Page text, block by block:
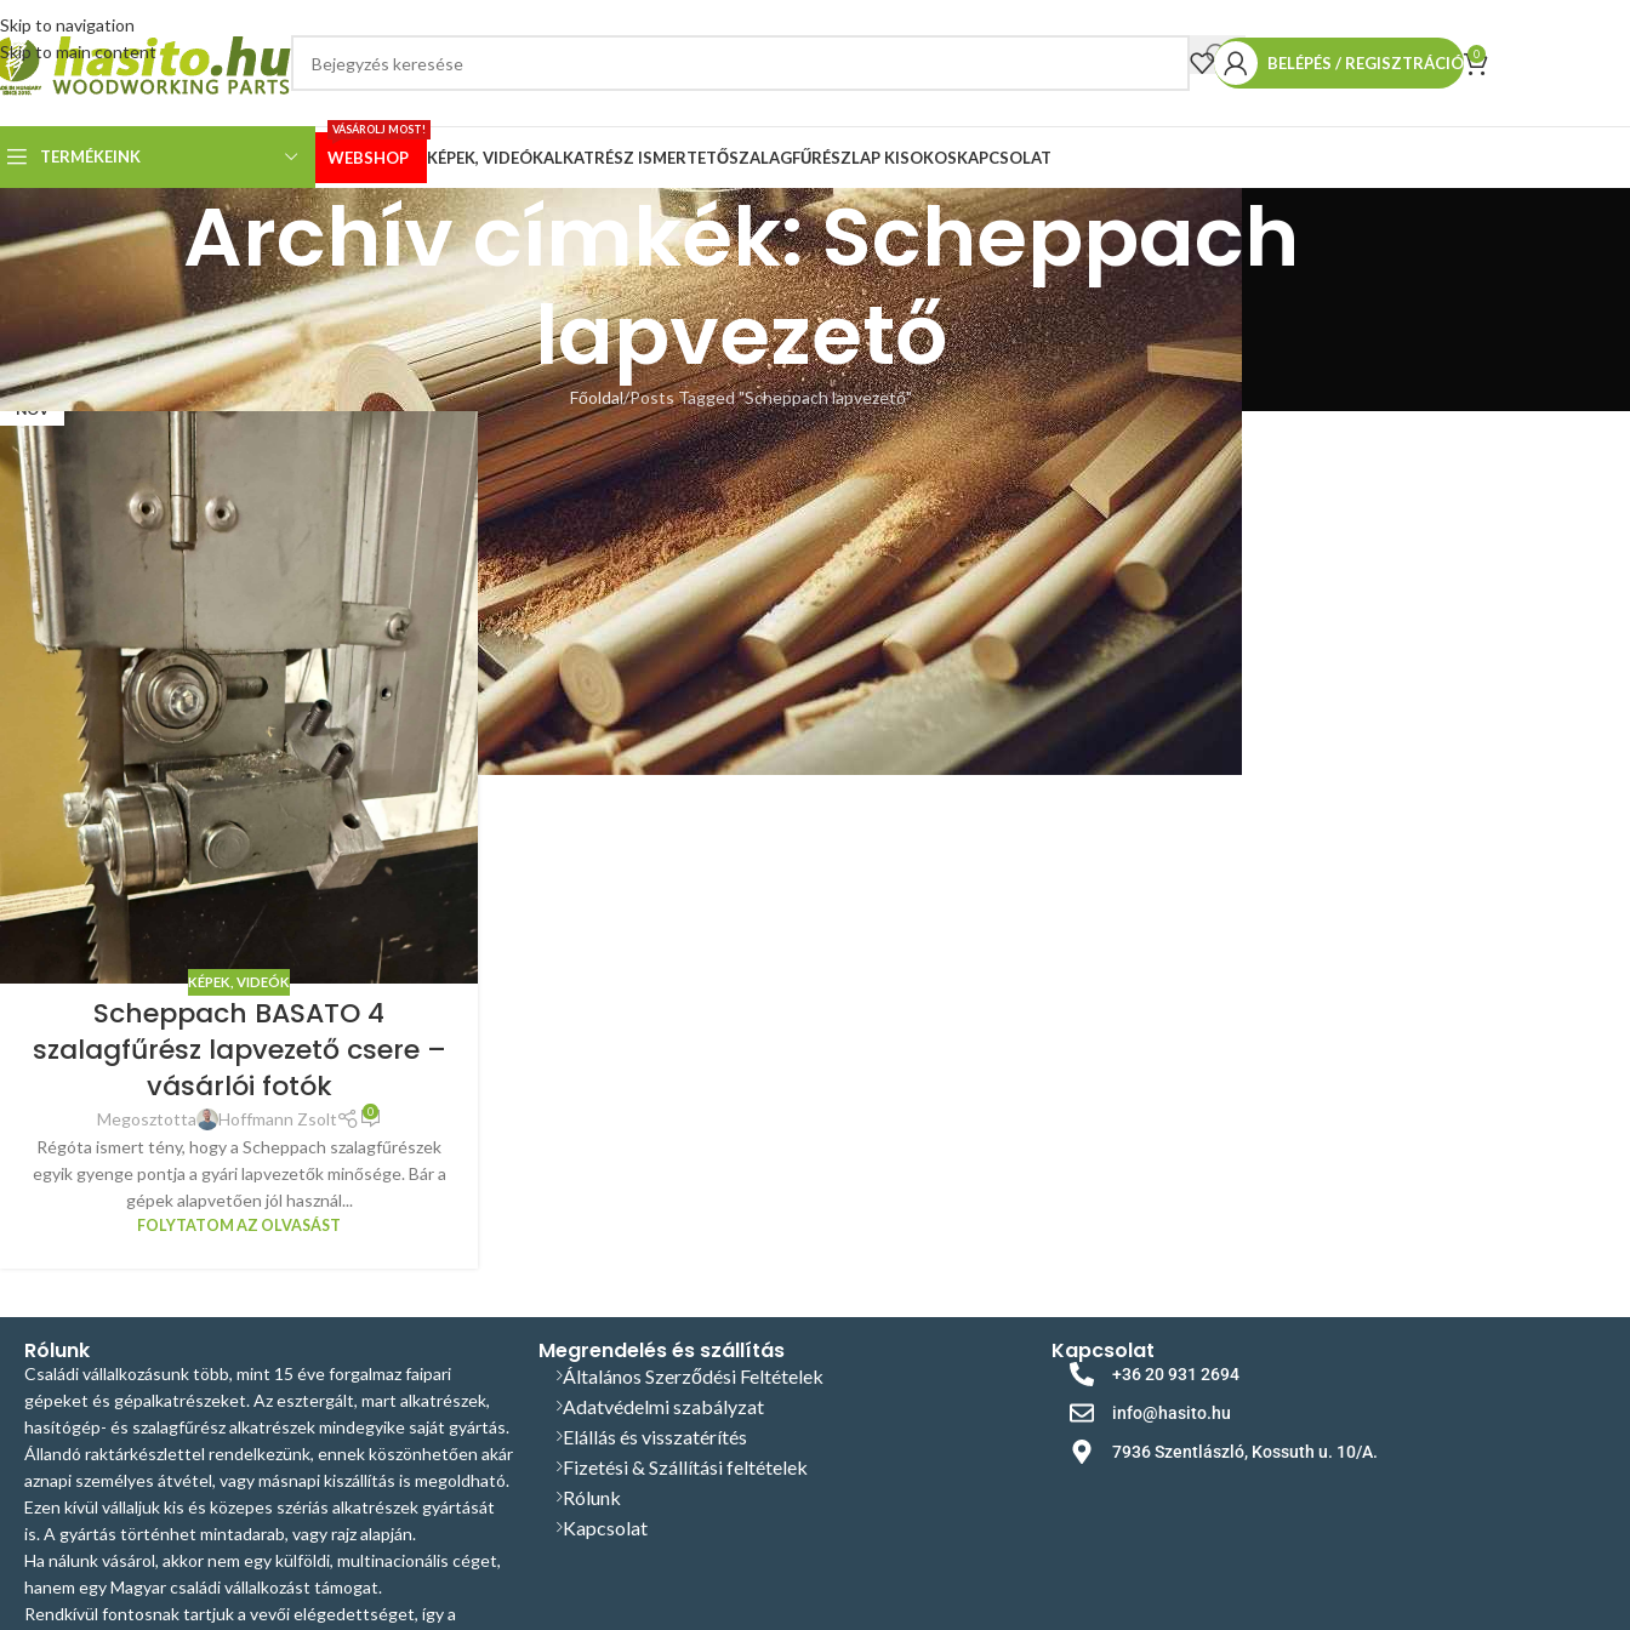
Skip to navigation
Skip to main content
BELÉPÉS / REGISZTRÁCIÓ 0
TERMÉKEINK WEBSHOP
VÁSÁROLJ MOST!
KÉPEK, VIDEÓKALKATRÉSZ ISMERTETŐSZALAGFŰRÉSZLAP KISOKOSKAPCSOLAT
Archív címkék: Scheppach
lapvezető
Főoldal Posts Tagged "Scheppach lapvezető"
03
NOV
KÉPEK, VIDEÓK
Scheppach BASATO 4
szalagfűrész lapvezető csere –
vásárlói fotók
Megosztotta Hoffmann Zsolt 0
Régóta ismert tény, hogy a Scheppach szalagfűrészek
egyik gyenge pontja a gyári lapvezetők minősége. Bár a
gépek alapvetően jól használ...
FOLYTATOM AZ OLVASÁST
Rólunk
Családi vállalkozásunk több, mint 15 éve forgalmaz faipari
gépeket és gépalkatrészeket. Az esztergált, mart alkatrészek,
hasítógép- és szalagfűrész alkatrészek mindegyike saját gyártás.
Állandó raktárkészlettel rendelkezünk, ennek köszönhetően akár
aznapi személyes átvétel, vagy másnapi kiszállítás is megoldható.
Ezen kívül vállaljuk kis és közepes szériás alkatrészek gyártását
is. A gyártás történhet mintadarab, vagy rajz alapján.
Ha nálunk vásárol, akkor nem egy külföldi, multinacionális céget,
hanem egy Magyar családi vállalkozást támogat.
Rendkívül fontosnak tartjuk a vevői elégedettséget, így a
Megrendelés és szállítás
Általános Szerződési Feltételek
Adatvédelmi szabályzat
Elállás és visszatérítés
Fizetési & Szállítási feltételek
Rólunk
Kapcsolat
Kapcsolat
+36 20 931 2694
info@hasito.hu
7936 Szentlászló, Kossuth u. 10/A.